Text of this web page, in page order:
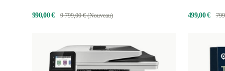
990,00 € 9 799,00 € (Nouveau) 499,00 €